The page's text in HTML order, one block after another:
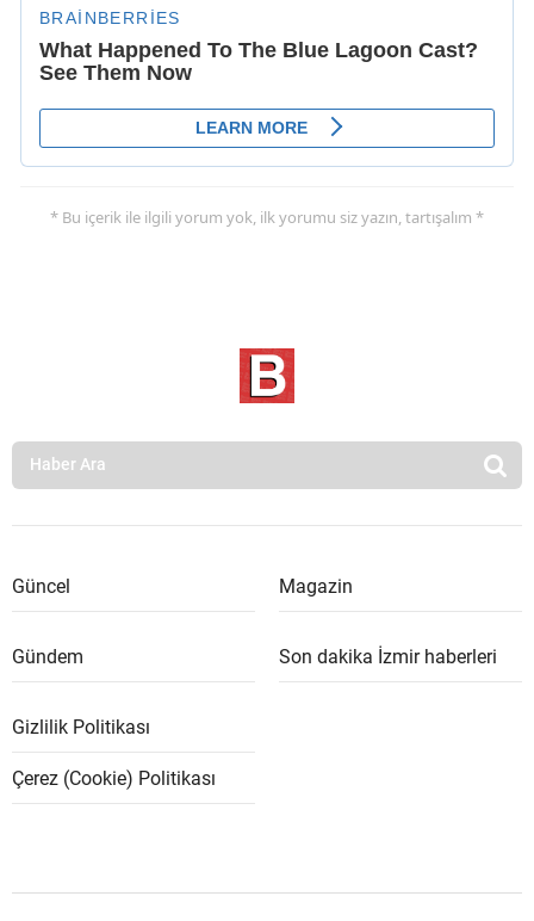
* Bu içerik ile ilgili yorum yok, ilk yorumu siz yazın, tartışalım *
Güncel Magazin
Gündem Son dakika İzmir haberleri
Gizlilik Politikası
Çerez (Cookie) Politikası